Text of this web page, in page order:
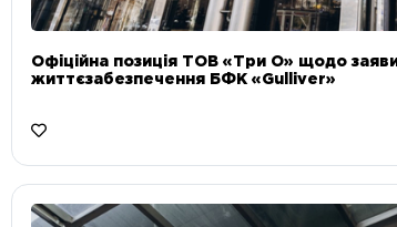
Офіційна позиція ТОВ «Три О» щодо
життєзабезпечення БФК «Gulliver»